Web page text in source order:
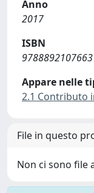
Anno
2017
ISBN
9788892107663
Appare nelle
2.1 Contributo
File in questo
Non ci sono file